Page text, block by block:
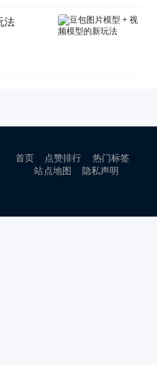
法
首页 点赞排行
热门标签
站点地图
隐私声明